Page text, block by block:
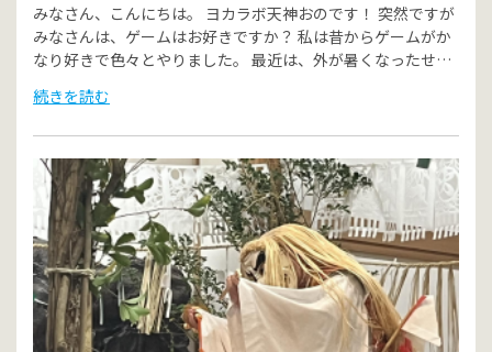
みなさん、こんにちは。 ヨカラボ天神おのです！ 突然ですが
みなさんは、ゲームはお好きですか？ 私は昔からゲームがか
なり好きで色々とやりました。 最近は、外が暑くなったせ…
続きを読む